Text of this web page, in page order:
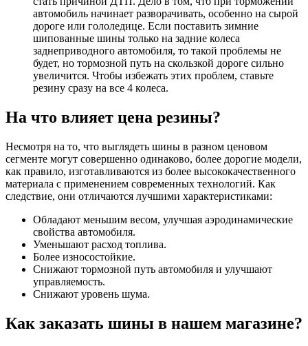
автомобиль начинает разворачивать, особенно на сырой
дороге или гололедице. Если поставить зимние
шипованные шины только на задние колеса
заднеприводного автомобиля, то такой проблемы не
будет, но тормозной путь на скользкой дороге сильно
увеличится. Чтобы избежать этих проблем, ставьте
резину сразу на все 4 колеса.
На что влияет цена резины?
Несмотря на то, что выглядеть шины в разном ценовом
сегменте могут совершенно одинаково, более дорогие модели,
как правило, изготавливаются из более высококачественного
материала с применением современных технологий. Как
следствие, они отличаются лучшими характеристиками:
Обладают меньшим весом, улучшая аэродинамические
свойства автомобиля.
Уменьшают расход топлива.
Более износостойкие.
Снижают тормозной путь автомобиля и улучшают
управляемость.
Снижают уровень шума.
Как заказать шины в нашем магазине?